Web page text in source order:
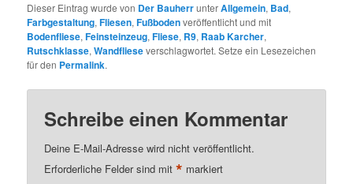
Dieser Eintrag wurde von Der BauherrunterAllgemein, Bad,
Farbgestaltung,Fliesen,Fußbodenveröffentlicht und mit
Bodenfliese,Feinsteinzeug,Fliese, R9, Raab Karcher,
Rutschklasse,Wandflieseverschlagwortet. Setze ein Lesezeichen
für den Permalink.
Schreibe einen Kommentar
Deine E-Mail-Adresse wird nicht veröffentlicht.
Erforderliche Felder sind mit* markiert